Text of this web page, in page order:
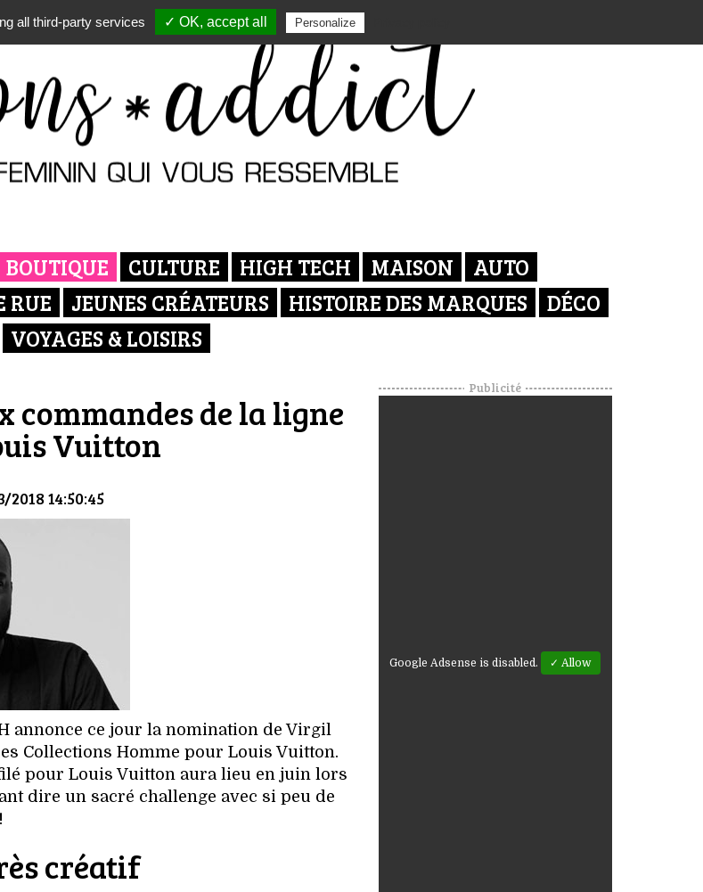
BOUTIQUE CULTURE HIGH TECH MAISON
AUTO
RUE JEUNES CRÉATEURS HISTOIRE DES MARQUES
DÉCO
VOYAGES & LOISIRS
de la ligne
Vuitton
14:50:45
annonce ce jour la nomination de Virgil
Collections Homme pour Louis Vuitton.
pour Louis Vuitton aura lieu en juin lors
dire un sacré challenge avec si peu de
créatif
Publicité
Google Adsense is disabled. ✓ Allow
all third-party services ✓ OK, accept all Personalize